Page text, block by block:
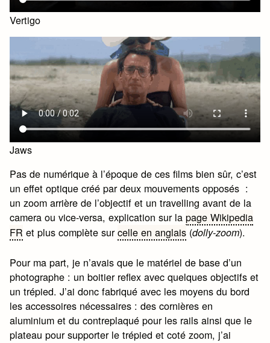
Vertigo
Jaws
Pas de numérique à l’époque de ces films bien sûr, c’est
un effet optique créé par deux mouvements opposés :
un zoom arrière de l’objectif et un travelling avant de la
camera ou vice-versa, explication sur lapage Wikipedia
FR et plus complète surcelle en anglais (dolly-zoom).
Pour ma part, je n’avais que le matériel de base d’un
photographe : un boitier reflex avec quelques objectifs et
un trépied. J’ai donc fabriqué avec les moyens du bord
les accessoires nécessaires : des cornières en
aluminium et du contreplaqué pour les rails ainsi que le
plateau pour supporter le trépied et coté zoom, j’ai